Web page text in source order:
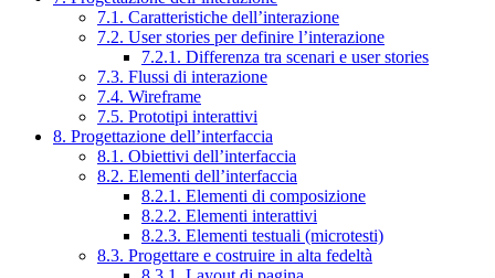
7.1. Caratteristiche dell’interazione
7.2. User stories per definire l’interazione
7.2.1. Differenza tra scenari e user stories
7.3. Flussi di interazione
7.4. Wireframe
7.5. Prototipi interattivi
8. Progettazione dell’interfaccia
8.1. Obiettivi dell’interfaccia
8.2. Elementi dell’interfaccia
8.2.1. Elementi di composizione
8.2.2. Elementi interattivi
8.2.3. Elementi testuali (microtesti)
8.3. Progettare e costruire in alta fedeltà